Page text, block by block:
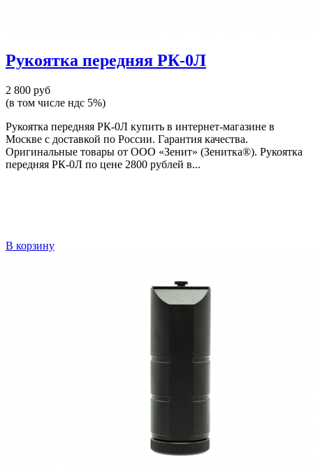
Рукоятка передняя РК-0Л
2 800 руб
(в том числе ндс 5%)
Рукоятка передняя РК-0Л купить в интернет-магазине в
Москве с доставкой по России. Гарантия качества.
Оригинальные товары от ООО «Зенит» (Зенитка®). Рукоятка
передняя РК-0Л по цене 2800 рублей в...
В корзину